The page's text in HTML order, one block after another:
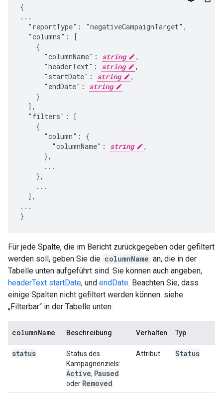
{
...
  "reportType": "negativeCampaignTarget",
  "columns": [
    {
      "columnName":
string
,
      "headerText":
string
,
      "startDate":
string
,
      "endDate":
string
    }
  ],
  "filters": [
    {
      "column": {
        "columnName":
string
,
      },
      ...
    },
    ...
  ],
...
}
Für jede Spalte, die im Bericht zurückgegeben oder gefiltert
werden soll, geben Sie die columnName an, die in der
Tabelle unten aufgeführt sind. Sie können auch angeben,
headerText startDate, und endDate. Beachten Sie, dass
einige Spalten nicht gefiltert werden können. siehe
„Filterbar“ in der Tabelle unten.
columnName Beschreibung Verhalten Typ
status
Status des
Kampagnenziels:
Active, Paused
oder Removed
Attribut Status